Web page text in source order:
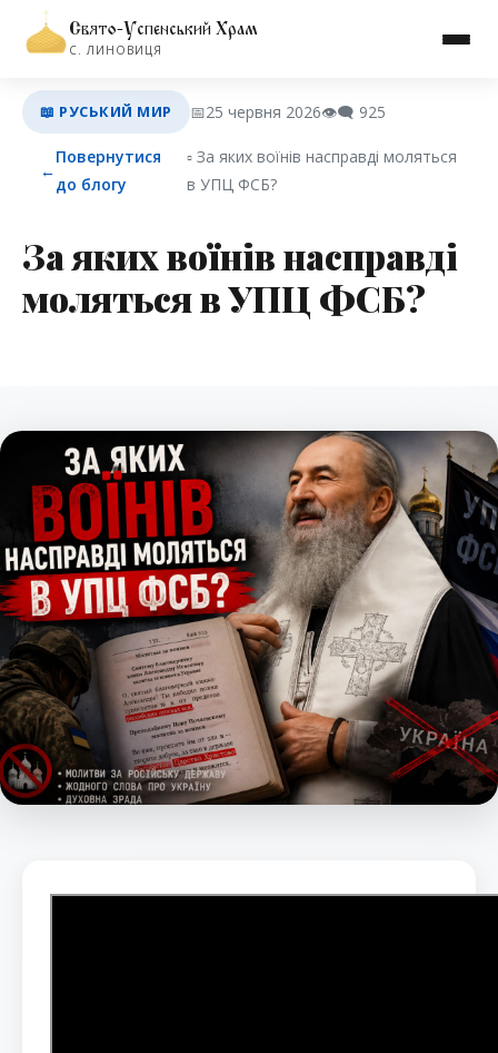
Свято-Успенський Храм
С. ЛИНОВИЦЯ
📖 РУСЬКИЙ МИР 📅25 червня 2026👁️‍🗨️ 925
←
Повернутися
до блогу
▫︎ За яких воїнів насправді моляться
в УПЦ ФСБ?
За яких воїнів насправді
моляться в УПЦ ФСБ?